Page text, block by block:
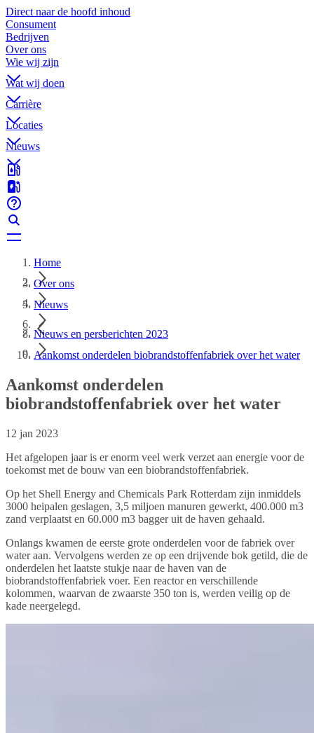
Direct naar de hoofd inhoud
Consument
Bedrijven
Over ons
Wie wij zijn
Wat wij doen
Carrière
Locaties
Nieuws
Home
Over ons
Nieuws
Nieuws en persberichten 2023
Aankomst onderdelen biobrandstoffenfabriek over het water
Aankomst onderdelen
biobrandstoffenfabriek over het water
12 jan 2023
Het afgelopen jaar is er enorm veel werk verzet aan energie voor de
toekomst met de bouw van een biobrandstoffenfabriek.
Op het Shell Energy and Chemicals Park Rotterdam zijn inmiddels
3000 heipalen geslagen, 3,5 miljoen manuren gewerkt, 400.000 m3
zand verplaatst en 60.000 m3 bagger uit de haven gehaald.
Onlangs kwamen de eerste grote onderdelen voor de fabriek over
water aan. Vervolgens werden ze op een drijvende bok getild, die de
onderdelen het laatste stukje naar de haven van de
biobrandstoffenfabriek voer. Een reactor en verschillende
kolommen, waarvan de zwaarste 350 ton is, werden veilig op de
kade neergelegd.